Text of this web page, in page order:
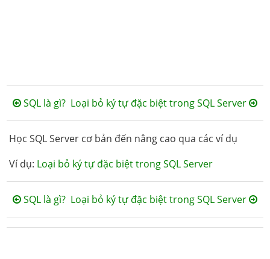
SQL là gì? Loại bỏ ký tự đặc biệt trong SQL Server
Học SQL Server cơ bản đến nâng cao qua các ví dụ
Ví dụ: Loại bỏ ký tự đặc biệt trong SQL Server
SQL là gì? Loại bỏ ký tự đặc biệt trong SQL Server